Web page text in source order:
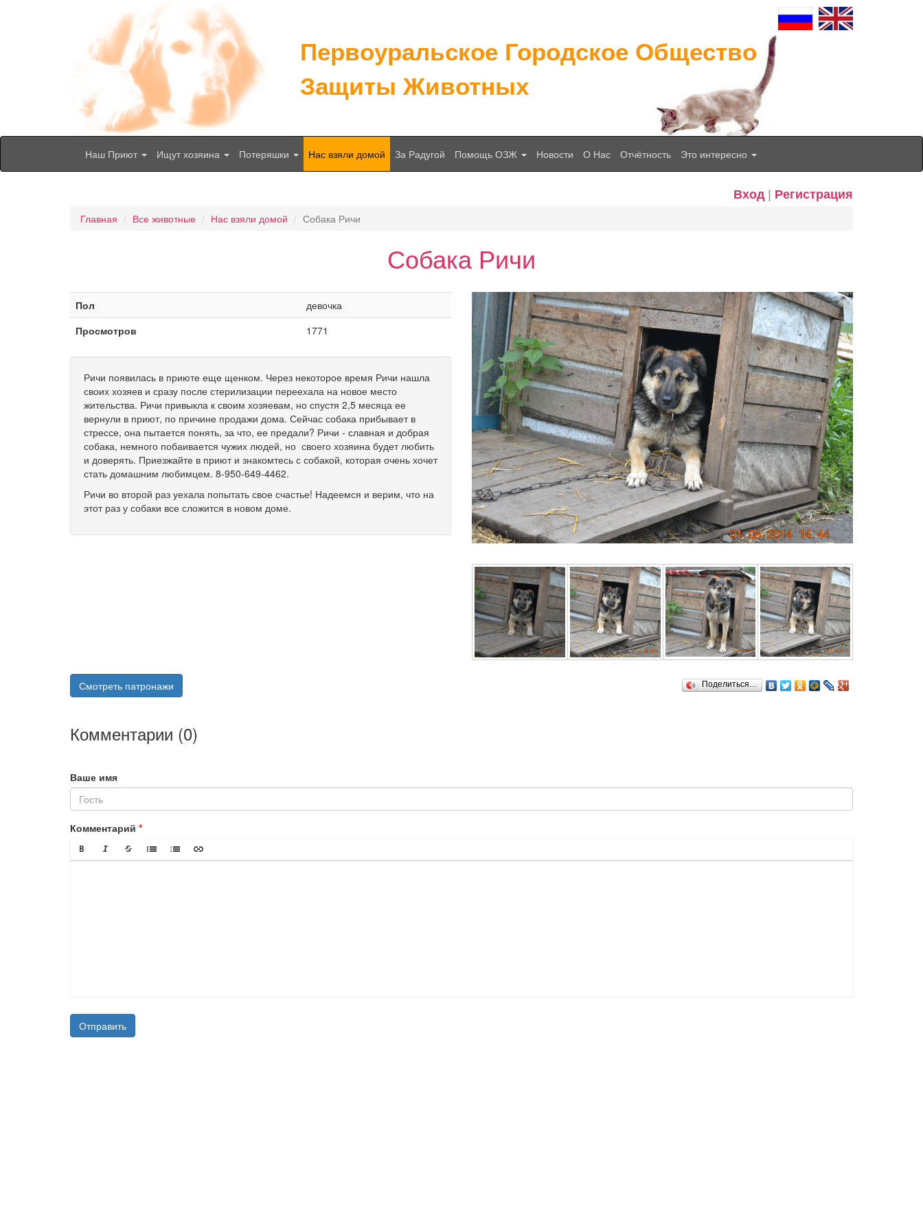
Первоуральское Городское Общество
Защиты Животных
Наш Приют Ищут хозяина Потеряшки Нас взяли домой За Радугой Помощь ОЗЖ Новости О Нас Отчётность Это интересно
Вход | Регистрация
Главная Все животные Нас взяли домой Собака Ричи
Собака Ричи
Пол
девочка
Просмотров
1771
Ричи появилась в приюте еще щенком. Через некоторое время Ричи нашла
своих хозяев и сразу после стерилизации переехала на новое место
жительства. Ричи привыкла к своим хозяевам, но спустя 2,5 месяца ее
вернули в приют, по причине продажи дома. Сейчас собака прибывает в
стрессе, она пытается понять, за что, ее предали? Ричи - славная и добрая
собака, немного побаивается чужих людей, но своего хозяина будет любить
и доверять. Приезжайте в приют и знакомтесь с собакой, которая очень хочет
стать домашним любимцем. 8-950-649-4462.
Ричи во второй раз уехала попытать свое счастье! Надеемся и верим, что на
этот раз у собаки все сложится в новом доме.
Смотреть патронажи Поделиться…
Комментарии (0)
Ваше имя
Комментарий
Отправить